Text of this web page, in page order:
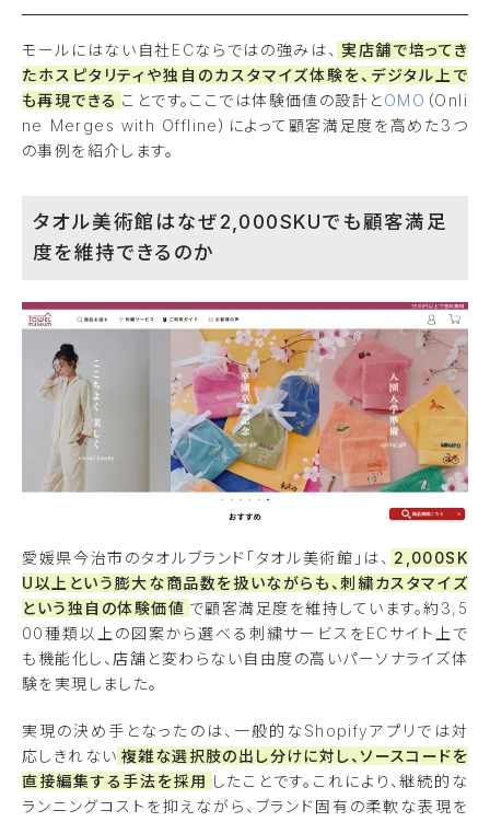
モールにはない自社ECならではの強みは、 実店舗で培ってき
たホスピタリティや独自のカスタマイズ体験を、デジタル上で
も再現できる ことです。ここでは体験価値の設計と OMO （Onli
ne Merges with Offline）によって顧客満足度を高めた3つ
の事例を紹介します。
タオル美術館はなぜ2,000SKUでも顧客満足
度を維持できるのか
愛媛県今治市のタオルブランド「タオル美術館」は、 2,000SK
U以上という膨大な商品数を扱いながらも、刺繍カスタマイズ
という独自の体験価値 で顧客満足度を維持しています。約3,5
00種類以上の図案から選べる刺繍サービスをECサイト上で
も機能化し、店舗と変わらない自由度の高いパーソナライズ体
験を実現しました。
実現の決め手となったのは、一般的なShopifyアプリでは対
応しきれない 複雑な選択肢の出し分けに対し、ソースコードを
直接編集する手法を採用 したことです。これにより、継続的な
ランニングコストを抑えながら、ブランド固有の柔軟な表現を